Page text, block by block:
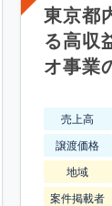
東京都
る高収
オ事業
売上高
譲渡価格
地域
案件掲載者